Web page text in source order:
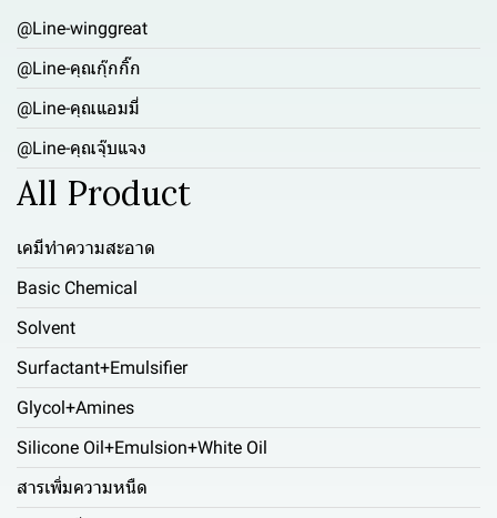
@Line-winggreat
@Line-คุณกุ๊กกิ๊ก
@Line-คุณแอมมี่
@Line-คุณจุ๊บแจง
All Product
เคมีทำความสะอาด
Basic Chemical
Solvent
Surfactant+Emulsifier
Glycol+Amines
Silicone Oil+Emulsion+White Oil
สารเพิ่มความหนืด